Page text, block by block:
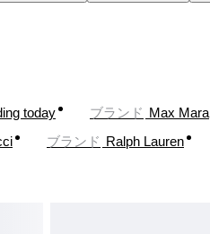
today ブランド Max Mara
ブランド Ralph Lauren